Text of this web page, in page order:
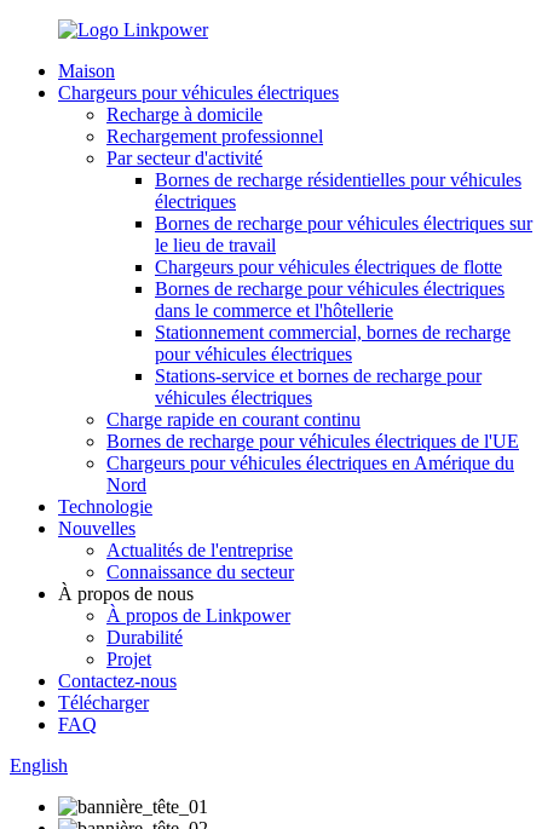
Maison
Chargeurs pour véhicules électriques
Recharge à domicile
Rechargement professionnel
Par secteur d'activité
Bornes de recharge résidentielles pour véhicules
électriques
Bornes de recharge pour véhicules électriques sur
le lieu de travail
Chargeurs pour véhicules électriques de flotte
Bornes de recharge pour véhicules électriques
dans le commerce et l'hôtellerie
Stationnement commercial, bornes de recharge
pour véhicules électriques
Stations-service et bornes de recharge pour
véhicules électriques
Charge rapide en courant continu
Bornes de recharge pour véhicules électriques de l'UE
Chargeurs pour véhicules électriques en Amérique du
Nord
Technologie
Nouvelles
Actualités de l'entreprise
Connaissance du secteur
À propos de nous
À propos de Linkpower
Durabilité
Projet
Contactez-nous
Télécharger
FAQ
English